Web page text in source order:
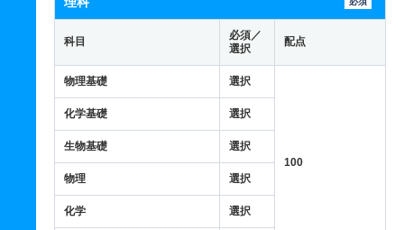
科目
必須／
選択
配点
物理基礎 選択
100
化学基礎 選択
生物基礎 選択
物理 選択
化学 選択